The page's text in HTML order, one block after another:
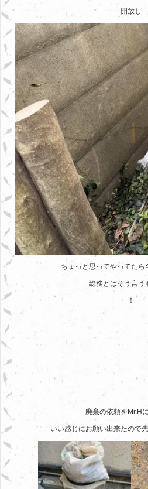
開放し
ちょっと思ってやってたら
総務とはそう言う
！
廃棄の依頼をMr.H
いい感じにお願い出来たので